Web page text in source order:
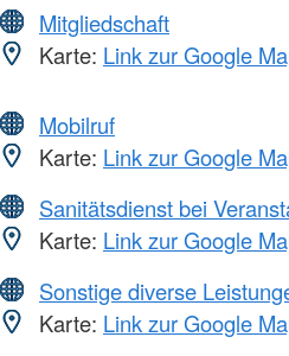
Mitgliedschaft
Karte: Link zur Google
Mobilruf
Karte: Link zur Google
Sanitätsdienst bei
Karte: Link zur Google
Sonstige diverse
Karte: Link zur Google